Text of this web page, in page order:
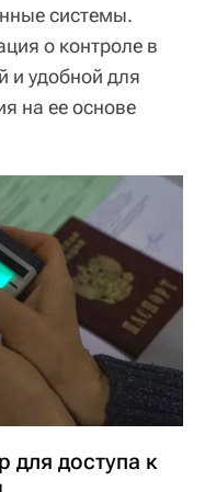
системы.
о контроле в
и удобной для
на ее основе
для доступа к